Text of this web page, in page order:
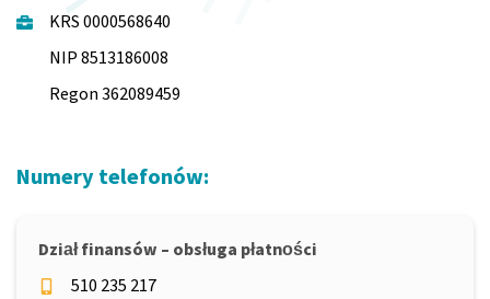
KRS 0000568640
NIP 8513186008
Regon 362089459
Numery telefonów:
Dział finansów – obsługa płatności
510 235 217